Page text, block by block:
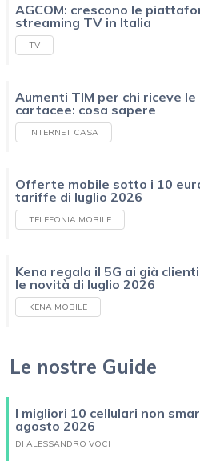
AGCOM: crescono le
streaming TV in Italia
TV
Aumenti TIM per chi riceve
cartacee: cosa sapere
INTERNET CASA
Offerte mobile sotto i 10
tariffe di luglio 2026
TELEFONIA MOBILE
Kena regala il 5G ai già
le novità di luglio 2026
KENA MOBILE
Le nostre Guide
I migliori 10 cellulari non
agosto 2026
DI ALESSANDRO VOCI